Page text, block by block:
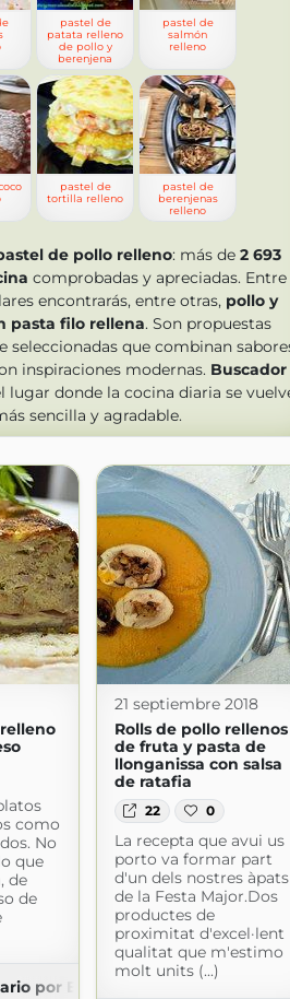
pastel de
patata relleno
de pollo y
berenjena
pastel de
salmón
relleno
pastel de
tortilla relleno
pastel de
berenjenas
relleno
de pollo relleno: más de 2 693
comprobadas y apreciadas. Entre
encontrarás, entre otras, pollo y
pasta filo rellena. Son propuestas
seleccionadas que combinan
inspiraciones modernas. Buscador
lugar donde la cocina diaria se
sencilla y agradable.
como
No
que
de
de
por Elena Pilar
21 septiembre 2018
Rolls de pollo rellenos
de fruta y pasta de
llonganissa con salsa
de ratafia
22 0
La recepta que avui us
porto va formar part
d'un dels nostres àpats
de la Festa Major.Dos
productes de
proximitat d'excel·lent
qualitat que m'estimo
molt units (...)